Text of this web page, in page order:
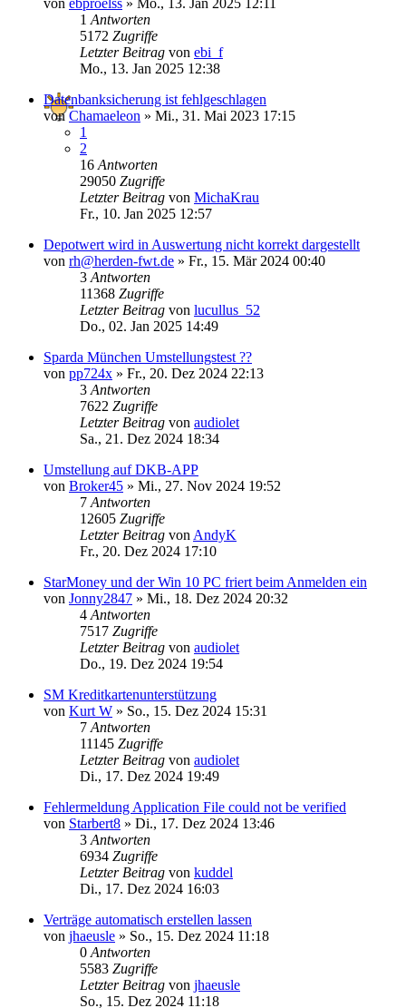
1 Antworten
5172 Zugriffe
Letzter Beitrag von ebi_f
Mo., 13. Jan 2025 12:38
Datenbanksicherung ist fehlgeschlagen
vonChamaeleon » Mi., 31. Mai 2023 17:15
1
2
16 Antworten
29050 Zugriffe
Letzter Beitrag von MichaKrau
Fr., 10. Jan 2025 12:57
Depotwert wird in Auswertung nicht korrekt dargestellt
von rh@herden-fwt.de » Fr., 15. Mär 2024 00:40
3 Antworten
11368 Zugriffe
Letzter Beitrag von lucullus_52
Do., 02. Jan 2025 14:49
Sparda München Umstellungstest ??
von pp724x » Fr., 20. Dez 2024 22:13
3 Antworten
7622 Zugriffe
Letzter Beitrag von audiolet
Sa., 21. Dez 2024 18:34
Umstellung auf DKB-APP
von Broker45 » Mi., 27. Nov 2024 19:52
7 Antworten
12605 Zugriffe
Letzter Beitrag von AndyK
Fr., 20. Dez 2024 17:10
StarMoney und der Win 10 PC friert beim Anmelden ein
von Jonny2847 » Mi., 18. Dez 2024 20:32
4 Antworten
7517 Zugriffe
Letzter Beitrag von audiolet
Do., 19. Dez 2024 19:54
SM Kreditkartenunterstützung
von Kurt W » So., 15. Dez 2024 15:31
7 Antworten
11145 Zugriffe
Letzter Beitrag von audiolet
Di., 17. Dez 2024 19:49
Fehlermeldung Application File could not be verified
von Starbert8 » Di., 17. Dez 2024 13:46
3 Antworten
6934 Zugriffe
Letzter Beitrag von kuddel
Di., 17. Dez 2024 16:03
Verträge automatisch erstellen lassen
von jhaeusle » So., 15. Dez 2024 11:18
0 Antworten
5583 Zugriffe
Letzter Beitrag von jhaeusle
So., 15. Dez 2024 11:18